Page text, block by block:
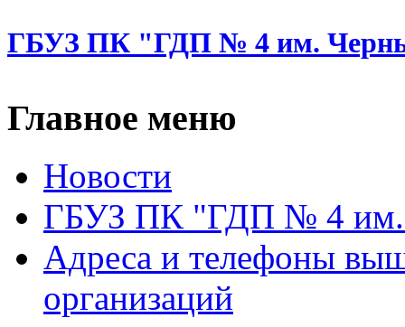
ГБУЗ ПК "ГДП № 4 им.
Главное меню
Новости
ГБУЗ ПК "ГДП № 4
Адреса и телефоны
организаций